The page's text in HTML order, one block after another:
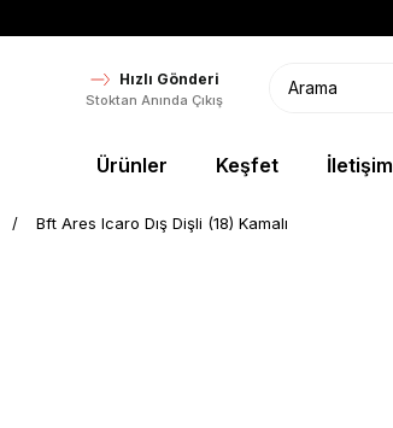
Hızlı Gönderi
Stoktan Anında Çıkış
Ürünler Keşfet İletişim
Bft Ares Icaro Dış Dişli (18) Kamalı